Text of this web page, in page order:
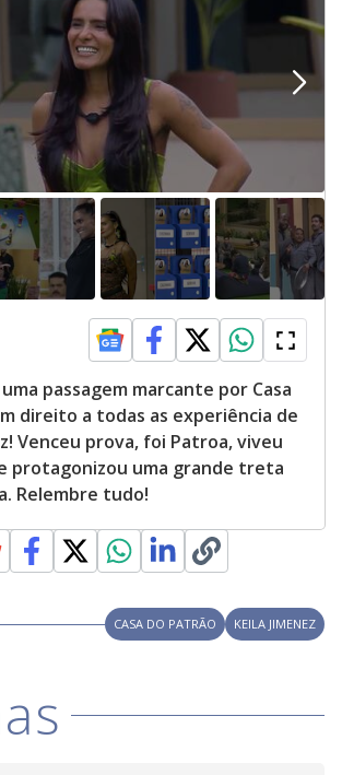
passagem marcante por Casa
direito a todas as experiência de
Venceu prova, foi Patroa, viveu
protagonizou uma grande treta
Relembre tudo!
CASA DO PATRÃO KEILA JIMENEZ